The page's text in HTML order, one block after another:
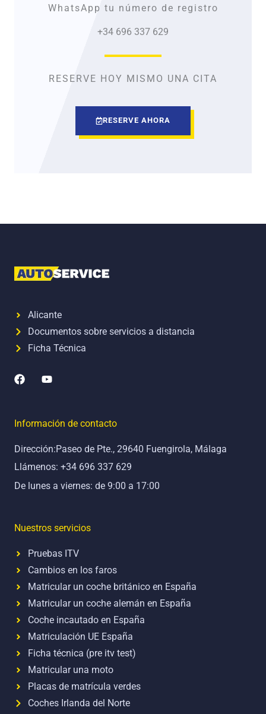
WhatsApp tu número de registro
+34 696 337 629
RESERVE HOY MISMO UNA CITA
RESERVE AHORA
Alicante
Documentos sobre servicios a distancia
Ficha Técnica
F
a
b
o
k
Y
u
e
Información de contacto
Dirección:Paseo de Pte., 29640 Fuengirola, Málaga
Llámenos: +34 696 337 629
De lunes a viernes: de 9:00 a 17:00
Nuestros servicios
Pruebas ITV
Cambios en los faros
Matricular un coche británico en España
Matricular un coche alemán en España
Coche incautado en España
Matriculación UE España
Ficha técnica (pre itv test)
Matricular una moto
Placas de matrícula verdes
Coches Irlanda del Norte